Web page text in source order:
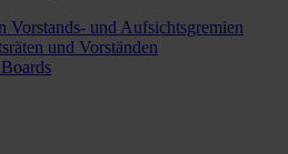
Vorstands- und Aufsichtsgremien
und Vorständen